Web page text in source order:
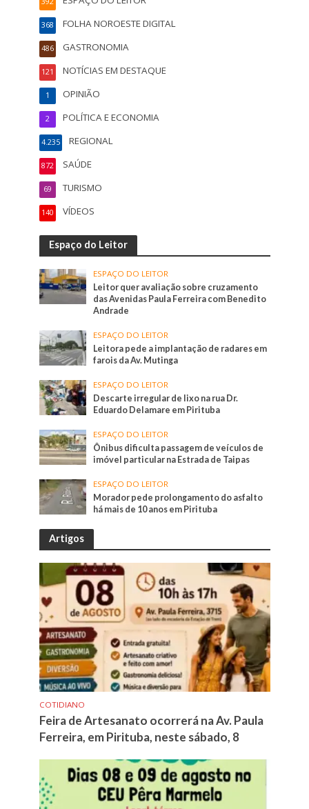
FOLHA NOROESTE DIGITAL
368
GASTRONOMIA
486
NOTÍCIAS EM DESTAQUE
121
OPINIÃO
1
POLÍTICA E ECONOMIA
2
REGIONAL
4.235
SAÚDE
872
TURISMO
69
VÍDEOS
140
Espaço do Leitor
ESPAÇO DO LEITOR
Leitor quer avaliação sobre cruzamento
das Avenidas Paula Ferreira com Benedito
Andrade
ESPAÇO DO LEITOR
Leitora pede a implantação de radares em
farois da Av. Mutinga
ESPAÇO DO LEITOR
Descarte irregular de lixo na rua Dr.
Eduardo Delamare em Pirituba
ESPAÇO DO LEITOR
Ônibus dificulta passagem de veículos de
imóvel particular na Estrada de Taipas
ESPAÇO DO LEITOR
Morador pede prolongamento do asfalto
há mais de 10 anos em Pirituba
Artigos
COTIDIANO
Feira de Artesanato ocorrerá na Av. Paula
Ferreira, em Pirituba, neste sábado, 8